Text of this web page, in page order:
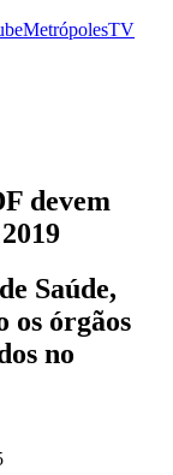
MetrópolesTV
devem
Saúde,
os órgãos
no